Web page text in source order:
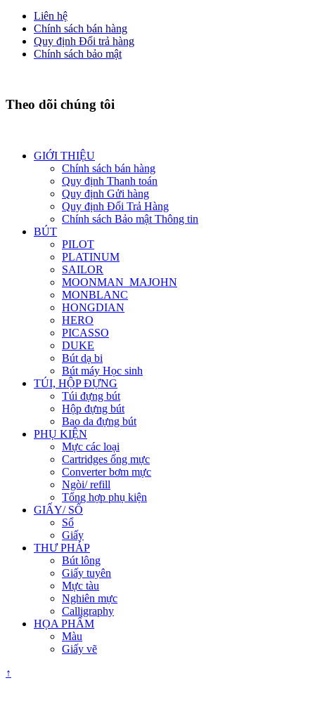
Liên hệ
Chính sách bán hàng
Quy định Đổi trả hàng
Chính sách bảo mật
Theo dõi chúng tôi
GIỚI THIỆU
Chính sách bán hàng
Quy định Thanh toán
Quy định Gửi hàng
Quy định Đổi Trả Hàng
Chính sách Bảo mật Thông tin
BÚT
PILOT
PLATINUM
SAILOR
MOONMAN_MAJOHN
MONBLANC
HONGDIAN
HERO
PICASSO
DUKE
Bút dạ bi
Bút máy Học sinh
TÚI, HỘP ĐỰNG
Túi đựng bút
Hộp đựng bút
Bao da đựng bút
PHỤ KIỆN
Mực các loại
Cartridges ống mực
Converter bơm mực
Ngòi/ refill
Tổng hợp phụ kiện
GIẤY/ SỔ
Sổ
Giấy
THƯ PHÁP
Bút lông
Giấy tuyên
Mực tàu
Nghiên mực
Calligraphy
HỌA PHẨM
Màu
Giấy vẽ
↑